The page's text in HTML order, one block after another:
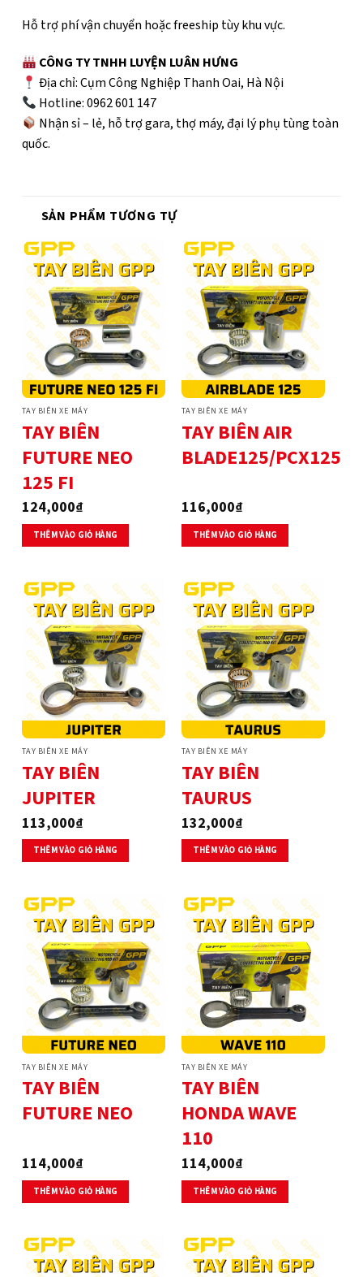
Hỗ trợ phí vận chuyển hoặc freeship tùy khu vực.
CÔNG TY TNHH LUYỆN LUÂN HƯNG
Địa chỉ: Cụm Công Nghiệp Thanh Oai, Hà Nội
Hotline: 0962 601 147
Nhận sỉ – lẻ, hỗ trợ gara, thợ máy, đại lý phụ tùng toàn
quốc.
SẢN PHẨM TƯƠNG TỰ
TAY BIÊN XE MÁY
TAY BIÊN
FUTURE NEO
125 FI
124,000₫
THÊM VÀO GIỎ HÀNG
TAY BIÊN XE MÁY
TAY BIÊN AIR
BLADE125/PCX125
116,000₫
THÊM VÀO GIỎ HÀNG
TAY BIÊN XE MÁY
TAY BIÊN
JUPITER
113,000₫
THÊM VÀO GIỎ HÀNG
TAY BIÊN XE MÁY
TAY BIÊN
TAURUS
132,000₫
THÊM VÀO GIỎ HÀNG
TAY BIÊN XE MÁY
TAY BIÊN
FUTURE NEO
114,000₫
THÊM VÀO GIỎ HÀNG
TAY BIÊN XE MÁY
TAY BIÊN
HONDA WAVE
110
114,000₫
THÊM VÀO GIỎ HÀNG